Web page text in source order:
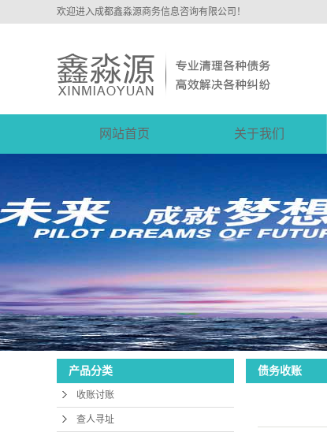
欢迎进入成都鑫淼源商务信息咨询有限公司！
网站首页 关于我们
产品分类
收账讨账
查人寻址
债务收账